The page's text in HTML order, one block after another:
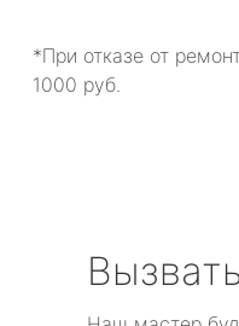
*При отказе от
1000 руб.